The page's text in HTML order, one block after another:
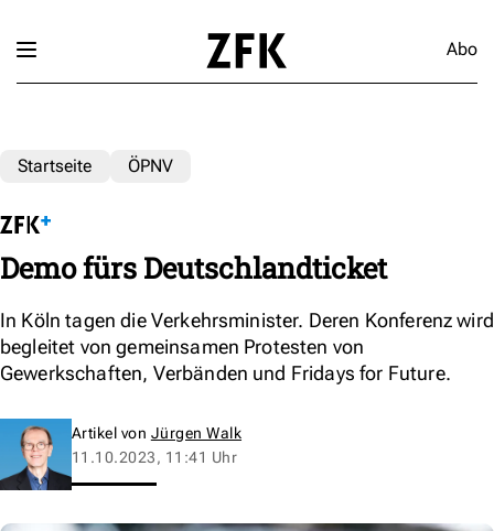
Abo
Startseite ÖPNV
Demo fürs Deutschlandticket
In Köln tagen die Verkehrsminister. Deren Konferenz wird
begleitet von gemeinsamen Protesten von
Gewerkschaften, Verbänden und Fridays for Future.
Artikel von Jürgen Walk
11.10.2023, 11:41 Uhr